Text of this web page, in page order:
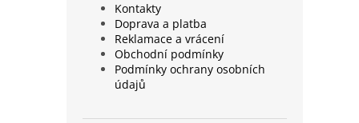
Kontakty
Doprava a platba
Reklamace a vrácení
Obchodní podmínky
Podmínky ochrany osobních
údajů